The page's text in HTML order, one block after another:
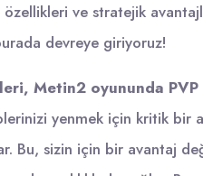
ve stratejik
devreye giriyoruz!
Metin2 oyununda
yenmek için kritik bir
Bu, sizin için bir avantaj